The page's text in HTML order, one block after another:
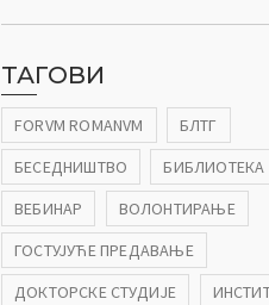
ТАГОВИ
FORVM ROMANVM
БЛТГ
БЕСЕДНИШТВО
БИБЛИОТЕКА
ВЕБИНАР
ВОЛОНТИРАЊЕ
ГОСТУЈУЋЕ ПРЕДАВАЊЕ
ДОКТОРСКЕ СТУДИЈЕ